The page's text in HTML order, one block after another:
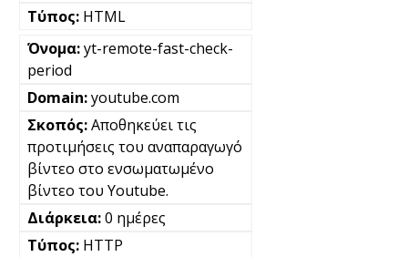
HTML
yt-remote-fast-check-
period
youtube.com
Αποθηκεύει τις
προτιμήσεις του αναπαραγωγό
βίντεο στο ενσωματωμένο
βίντεο του Youtube.
0 ημέρες
HTTP